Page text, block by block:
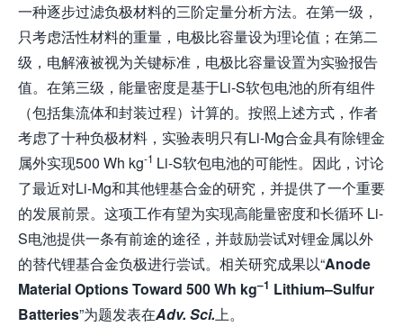
一种逐步过滤负极材料的三阶定量分析方法。在第一级，
只考虑活性材料的重量，电极比容量设为理论值；在第二
级，电解液被视为关键标准，电极比容量设置为实验报告
值。在第三级，能量密度是基于Li-S软包电池的所有组件
（包括集流体和封装过程）计算的。按照上述方式，作者
考虑了十种负极材料，实验表明只有Li-Mg合金具有除锂金
属外实现500 Wh kg-1 Li-S软包电池的可能性。因此，讨论
了最近对Li-Mg和其他锂基合金的研究，并提供了一个重要
的发展前景。这项工作有望为实现高能量密度和长循环 Li-
S电池提供一条有前途的途径，并鼓励尝试对锂金属以外
的替代锂基合金负极进行尝试。相关研究成果以“Anode
Material Options Toward 500 Wh kg–1 Lithium–Sulfur
Batteries”为题发表在Adv. Sci.上。